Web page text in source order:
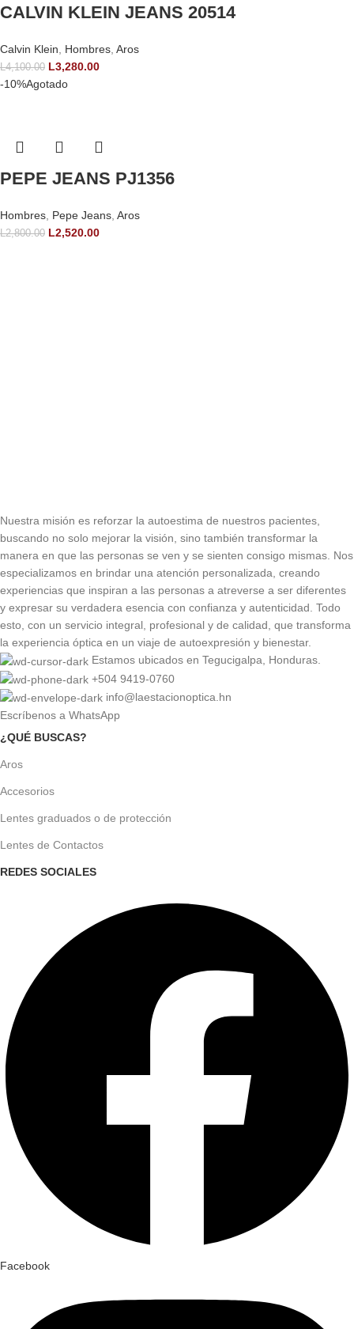
CALVIN KLEIN JEANS 20514
Calvin Klein, Hombres, Aros
L4,100.00 L3,280.00
-10%Agotado
PEPE JEANS PJ1356
Hombres, Pepe Jeans, Aros
L2,800.00 L2,520.00
Nuestra misión es reforzar la autoestima de nuestros pacientes,
buscando no solo mejorar la visión, sino también transformar la
manera en que las personas se ven y se sienten consigo mismas. Nos
especializamos en brindar una atención personalizada, creando
experiencias que inspiran a las personas a atreverse a ser diferentes
y expresar su verdadera esencia con confianza y autenticidad. Todo
esto, con un servicio integral, profesional y de calidad, que transforma
la experiencia óptica en un viaje de autoexpresión y bienestar.
Estamos ubicados en Tegucigalpa, Honduras.
+504 9419-0760
info@laestacionoptica.hn
Escríbenos a WhatsApp
¿QUÉ BUSCAS?
Aros
Accesorios
Lentes graduados o de protección
Lentes de Contactos
REDES SOCIALES
Facebook